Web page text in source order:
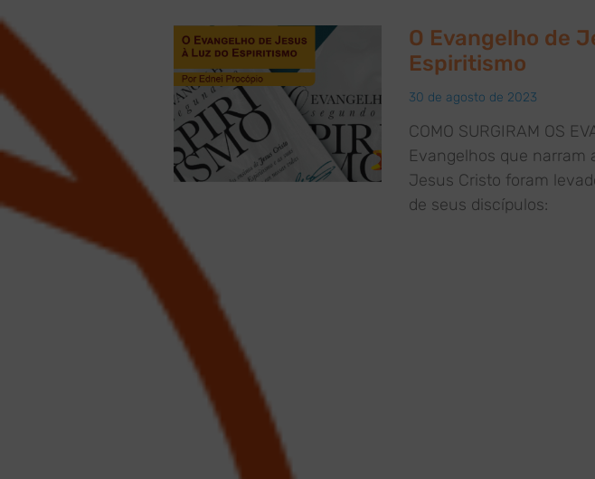
O Evangelho de
Espiritismo
30 de agosto de 2023
COMO SURGIRAM OS
Evangelhos que narram
Jesus Cristo foram
de seus discípulos: